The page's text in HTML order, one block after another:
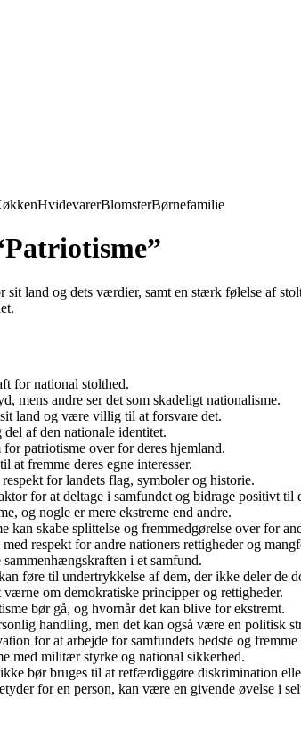
HvidevarerBlomsterBørnefamilie
land og dets værdier, samt en stærk følelse af
for national stolthed.
mens andre ser det som skadeligt nationalisme.
land og være villig til at forsvare det.
af den nationale identitet.
patriotisme over for deres hjemland.
at fremme deres egne interesser.
for landets flag, symboler og historie.
for at deltage i samfundet og bidrage positivt til
og nogle er mere ekstreme end andre.
kan skabe splittelse og fremmedgørelse over for
respekt for andre nationers rettigheder og
i et samfund.
føre til undertrykkelse af dem, der ikke deler de
om demokratiske principper og rettigheder.
bør gå, og hvornår det kan blive for ekstremt.
handling, men det kan også være en politisk
for at arbejde for samfundets bedste og
med militær styrke og national sikkerhed.
bør bruges til at retfærdiggøre diskrimination
for en person, kan være en givende øvelse i